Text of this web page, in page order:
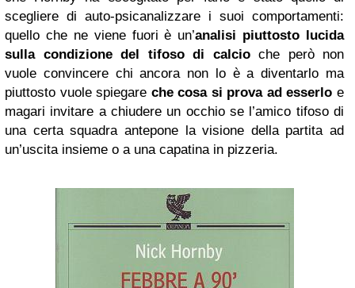
scegliere di auto-psicanalizzare i suoi comportamenti:
quello che ne viene fuori è un’analisi piuttosto lucida
sulla condizione del tifoso di calcioche però non
vuole convincere chi ancora non lo è a diventarlo ma
piuttosto vuole spiegare che cosa si prova ad esserlo e
magari invitare a chiudere un occhio se l’amico tifoso di
una certa squadra antepone la visione della partita ad
un’uscita insieme o a una capatina in pizzeria.